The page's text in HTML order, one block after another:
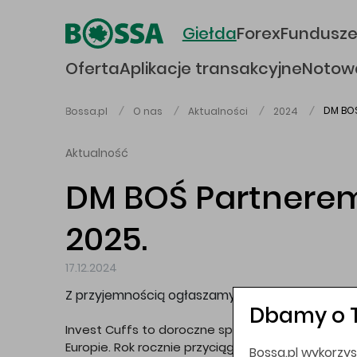
GiełdaForexFundusze
OfertaAplikacje transakcyjne
Bossa.pl O nas Aktualności 2024 DM
Aktualność
DM BOŚ
2025.
17.12.2024
Z przyjemnością ogłaszamy, iż Dom Maklerski
Invest Cuffs to doroczne spotkanie zrzeszające
Europie. Rok rocznie przyciąga ono do
Dbamy o
Bossa.pl